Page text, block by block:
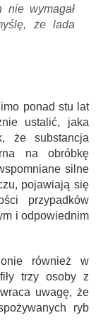
nie wymagał
że lada
ponad stu lat
ustalić, jaka
że substancja
na obróbkę
silne
pojawiają się
przypadków
i odpowiednim
również w
trzy osoby z
uwagę, że
ryb